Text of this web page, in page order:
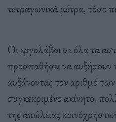
τετραγωνικά μέτρα, τόσο
Οι εργολάβοι σε όλα τα
προσπαθήσει να αυξήσουν
αυξάνοντας τον αριθμό
συγκεκριμένο ακίνητο,
της απώλειας